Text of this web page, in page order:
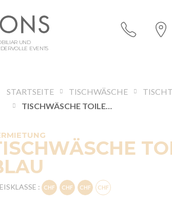
UND
EVENTS
STARTSEITE TISCHWÄSCHE
TISCHWÄSCHE TOILE-DE-JOUY BLAU
: